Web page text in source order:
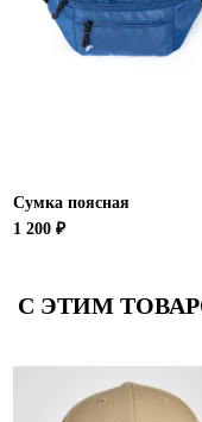
Сумка поясная
1 200 ₽
С ЭТИМ